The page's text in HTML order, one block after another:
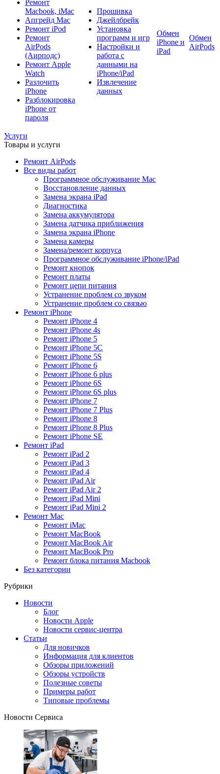
Ремонт
Macbook, iMac
Апгрейд Mac
Ремонт iPod
Ремонт
AirPods
(Аирподс)
Ремонт Apple
Watch
Разлочить
iPhone
Разблокировка
iPhone от
пароля
Прошивка
Джейлбрейк
Установка
программ и игр
Настройки и
работа с
данными на
iPhone/iPad
Извлечение
данных
Обмен
iPhone и
iPad
Обмен
AirPods
Услуги
Товары и услуги
Ремонт AirPods
Все виды работ
Программное обслуживание Mac
Восстановление данных
Замена экрана iPad
Диагностика
Замена аккумулятора
Замена датчика приближения
Замена экрана iPhone
Замена камеры
Замена/ремонт корпуса
Программное обслуживание iPhone/iPad
Ремонт кнопок
Ремонт платы
Ремонт цепи питания
Устранение проблем со звуком
Устранение проблем со связью
Ремонт iPhone
Ремонт iPhone 4
Ремонт iPhone 4s
Ремонт iPhone 5
Ремонт iPhone 5C
Ремонт iPhone 5S
Ремонт iPhone 6
Ремонт iPhone 6 plus
Ремонт iPhone 6S
Ремонт iPhone 6S plus
Ремонт iPhone 7
Ремонт iPhone 7 Plus
Ремонт iPhone 8
Ремонт iPhone 8 Plus
Ремонт iPhone SE
Ремонт iPad
Ремонт iPad 2
Ремонт iPad 3
Ремонт iPad 4
Ремонт iPad Air
Ремонт iPad Air 2
Ремонт iPad Mini
Ремонт iPad Mini 2
Ремонт Mac
Ремонт iMac
Ремонт MacBook
Ремонт MacBook Air
Ремонт MacBook Pro
Ремонт блока питания Macbook
Без категории
Рубрики
Новости
Блог
Новости Apple
Новости сервис-центра
Статьи
Для новичков
Информация для клиентов
Обзоры приложений
Обзоры устройств
Полезные советы
Примеры работ
Типовые проблемы
Новости Сервиса